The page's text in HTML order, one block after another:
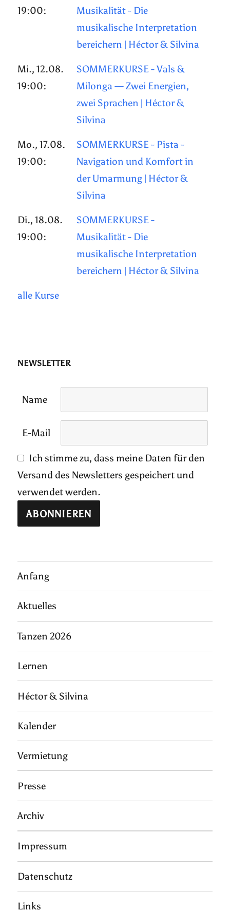
19:00:
Musikalität - Die
musikalische Interpretation
bereichern | Héctor & Silvina
Mi., 12.08.
19:00:
SOMMERKURSE - Vals &
Milonga — Zwei Energien,
zwei Sprachen | Héctor &
Silvina
Mo., 17.08.
19:00:
SOMMERKURSE - Pista -
Navigation und Komfort in
der Umarmung | Héctor &
Silvina
Di., 18.08.
19:00:
SOMMERKURSE -
Musikalität - Die
musikalische Interpretation
bereichern | Héctor & Silvina
alle Kurse
NEWSLETTER
Name
E-Mail
Ich stimme zu, dass meine Daten für den
Versand des Newsletters gespeichert und
verwendet werden.
Anfang
Aktuelles
Tanzen 2026
Lernen
Héctor & Silvina
Kalender
Vermietung
Presse
Archiv
Impressum
Datenschutz
Links